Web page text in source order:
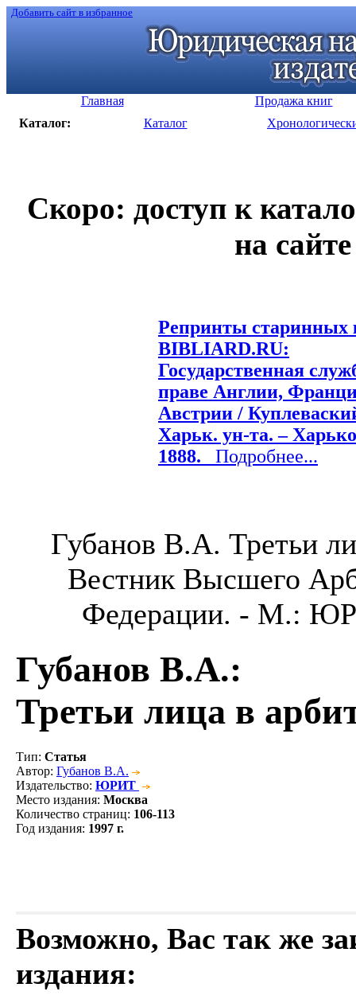
Добавить сайт в избранное
Главная
Продажа книг
Каталог:
Каталог
Скоро: доступ к
на
Репринты старинных
BIBLIARD.RU:
Государственная
праве Англии,
Австрии /
Харьк. ун-та. –
1888. Подробнее...
Губанов В.А. Третьи
Вестник Высшего
Федерации. - М.:
Губанов В.А.:
Третьи лица в
Тип: Статья
Автор: Губанов В.А.
Издательство: ЮРИТ
Место издания: Москва
Количество страниц: 106-113
Год издания: 1997 г.
Возможно, Вас так же
издания: